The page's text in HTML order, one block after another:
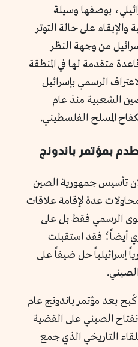
بوصفها وسيلة
على حالة التوتر
من وجهة النظر
متقدمة لها في المنطقة
الرسمي بإسرائيل
الشعبية منذ عام
بمؤتمر باندونج
تأسيس جمهورية الصين
عدة لإقامة علاقات
الرسمي فقط بل على
أيضاً؛ فقد استقبلت
وفداً تجارياً إسرائيلياً حل ضيفاً على
بعد مؤتمر باندونج عام
الصيني على القضية
التاريخي الذي جمع